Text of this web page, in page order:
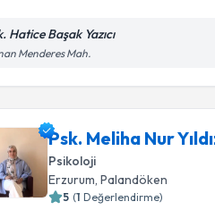
Hatice Başak Yazıcı
Menderes Mah.
Psk. Meliha Nur
Psikoloji
Erzurum, Palandöken
5 (1 Değerlendirme)